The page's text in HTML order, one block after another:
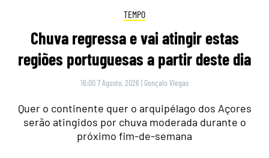
TEMPO
Chuva regressa e vai atingir estas
regiões portuguesas a partir deste dia
16:00 7 Agosto, 2026 | Gonçalo Viegas
Quer o continente quer o arquipélago dos Açores
serão atingidos por chuva moderada durante o
próximo fim-de-semana